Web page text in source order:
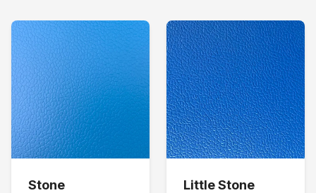
Stone Little Stone